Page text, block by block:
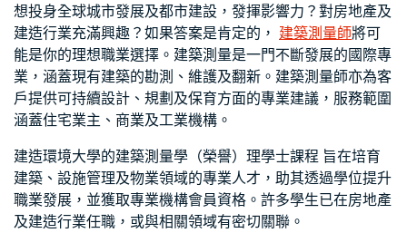
想投身全球城市發展及都市建設，發揮影響力？對房地產及
建造行業充滿興趣？如果答案是肯定的， 建築測量師將可
能是你的理想職業選擇。建築測量是一門不斷發展的國際專
業，涵蓋現有建築的勘測、維護及翻新。建築測量師亦為客
戶提供可持續設計、規劃及保育方面的專業建議，服務範圍
涵蓋住宅業主、商業及工業機構。
建造環境大學的建築測量學（榮譽）理學士課程 旨在培育
建築、設施管理及物業領域的專業人才，助其透過學位提升
職業發展，並獲取專業機構會員資格。許多學生已在房地產
及建造行業任職，或與相關領域有密切關聯。